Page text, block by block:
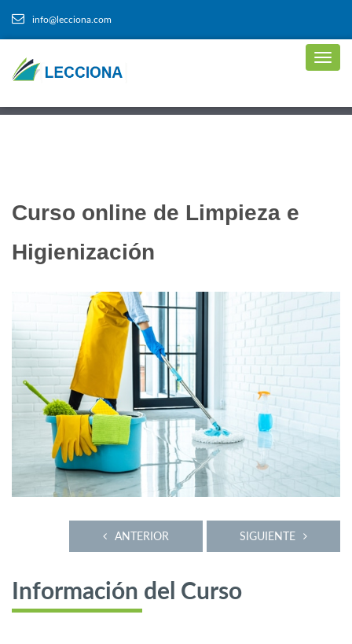
info@lecciona.com
Curso online de Limpieza e
Higienización
SIGUIENTE
ANTERIOR
Información del Curso